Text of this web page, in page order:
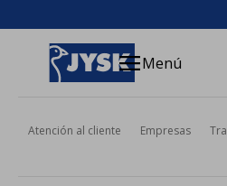
menuMenú
Atención al cliente Empresas
close